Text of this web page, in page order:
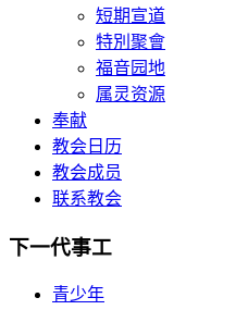
短期宣道
特別聚會
福音园地
属灵资源
奉献
教会日历
教会成员
联系教会
下一代事工
青少年